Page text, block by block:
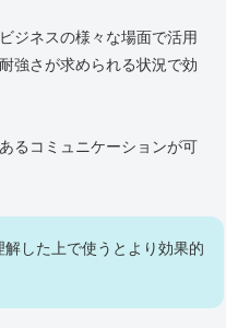
ジネスの様々な場面で活用
強さが求められる状況で効
るコミュニケーションが可
解した上で使うとより効果的